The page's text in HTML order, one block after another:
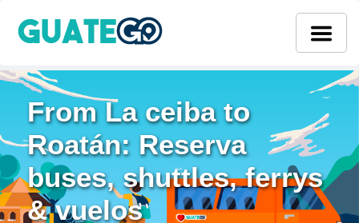
From La ceiba to
Roatán: Reserva
buses, shuttles, ferrys
& vuelos